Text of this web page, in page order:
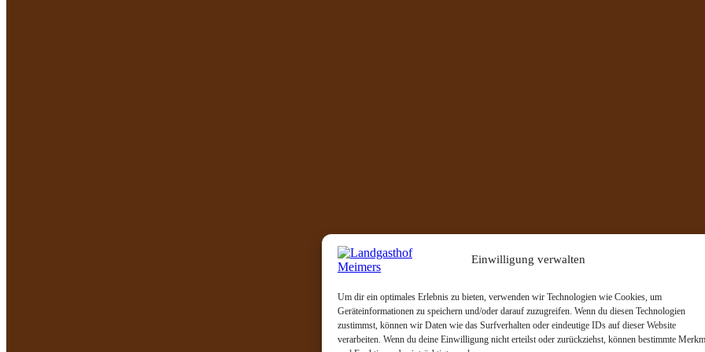
Einwilligung verwalten
Um dir ein optimales Erlebnis zu bieten, verwenden wir Technologien wie Cookies, um
Geräteinformationen zu speichern und/oder darauf zuzugreifen. Wenn du diesen Technologien
zustimmst, können wir Daten wie das Surfverhalten oder eindeutige IDs auf dieser Website
verarbeiten. Wenn du deine Einwilligung nicht erteilst oder zurückziehst, können bestimmte